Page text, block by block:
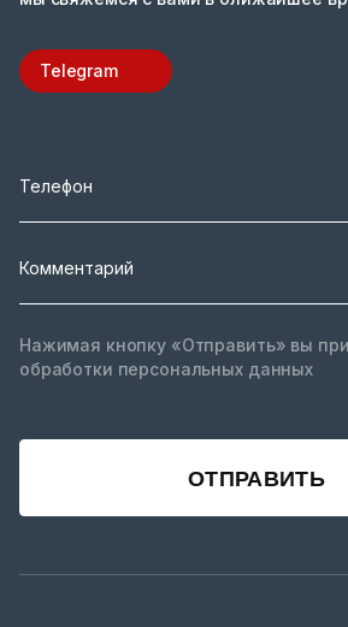
Telegram
Нажимая кнопку «Отправить» вы
обработки персональных данных
ОТПРАВИТЬ